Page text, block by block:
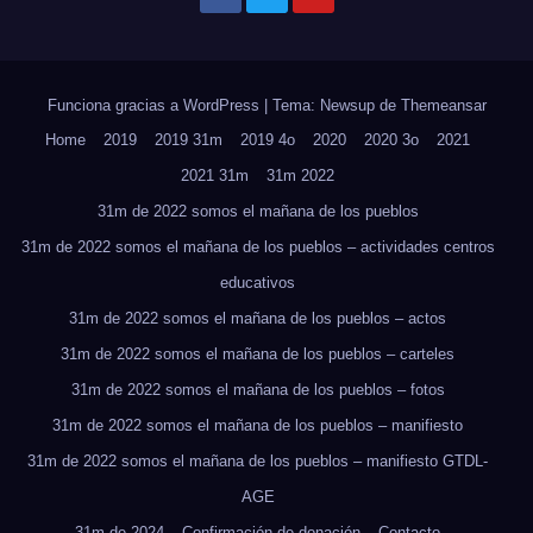
Funciona gracias a WordPress | Tema: Newsup de Themeansar
Home
2019 2019 31m 2019 4o 2020 2020 3o
2021
2021 31m
31m 2022
31m de 2022 somos el mañana de los pueblos
31m de 2022 somos el mañana de los pueblos – actividades centros
educativos
31m de 2022 somos el mañana de los pueblos – actos
31m de 2022 somos el mañana de los pueblos – carteles
31m de 2022 somos el mañana de los pueblos – fotos
31m de 2022 somos el mañana de los pueblos – manifiesto
31m de 2022 somos el mañana de los pueblos – manifiesto GTDL-
AGE